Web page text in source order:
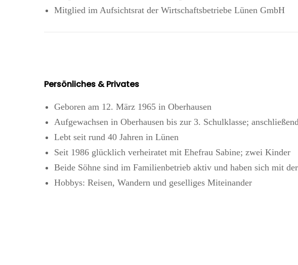
Mitglied im Aufsichtsrat der Wirtschaftsbetriebe Lünen GmbH
Persönliches & Privates
Geboren am 12. März 1965 in Oberhausen
Aufgewachsen in Oberhausen bis zur 3. Schulklasse;
Lebt seit rund 40 Jahren in Lünen
Seit 1986 glücklich verheiratet mit Ehefrau Sabine; zwei Kinder
Beide Söhne sind im Familienbetrieb aktiv und haben sich mit
Hobbys: Reisen, Wandern und geselliges Miteinander